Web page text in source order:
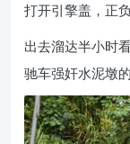
打开引擎盖，正
出去溜达半小时
驰车强奸水泥墩